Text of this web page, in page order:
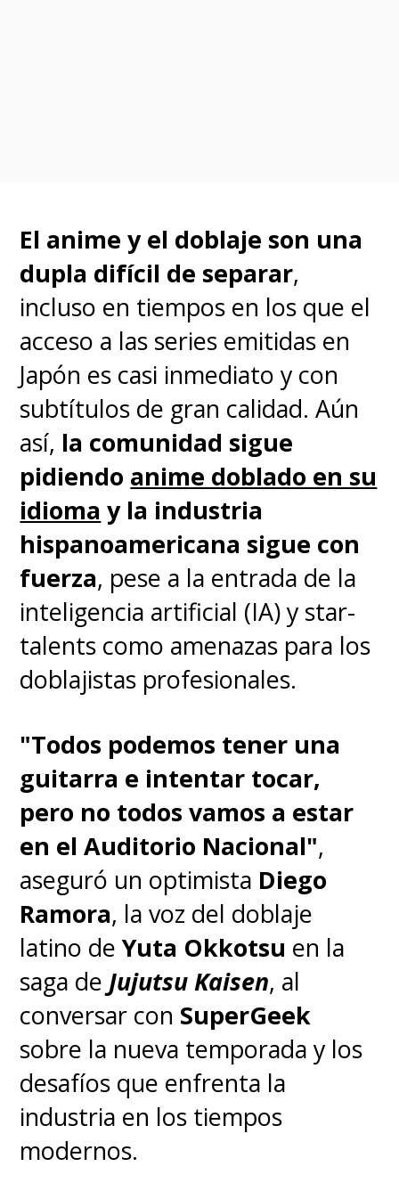
persistente garza gris, que
deja perplejo y atormenta a
"Mahito", apodándolo "el
largamente esperado". De
hecho, a nuestro joven héroe le
aguarda un destino
extraordinario y grandioso,
ydeberá viajar a una realidad
alternativa subterránea con
la esperanza de salvar a
"Natsuko"... y quizá a sí
mismo.
El título original de la película
you live, en inglés), pero se
conocerá como"The Boy and
the Heron" (El Muchacho y la
Garza)a nivel internacional.
Su estreno en EE.UU. será el
próximo 8 de diciembre,
incluyendo salas IMAX.
ahora, no hay nada
confirmado respecto a su
debut en cines
deLatinoamérica.
El anime y el doblaje son una
dupla difícil de separar,
incluso en tiempos en los que el
acceso a las series emitidas en
Japón es casi inmediato y con
subtítulos de gran calidad. Aún
así, la comunidad sigue
pidiendo anime doblado en su
idioma y la industria
hispanoamericana sigue con
fuerza, pese a la entrada de la
inteligencia artificial (IA) y star-
talents como amenazas para los
doblajistas profesionales.
"Todos podemos tener una
guitarra e intentar tocar,
pero no todos vamos a estar
en el Auditorio Nacional",
aseguró un optimista Diego
Ramora, la voz del doblaje
latino deYuta Okkotsu en la
saga de Jujutsu Kaisen, al
conversar con SuperGeek
sobre la nueva temporada y los
desafíos que enfrenta la
industria en los tiempos
modernos.